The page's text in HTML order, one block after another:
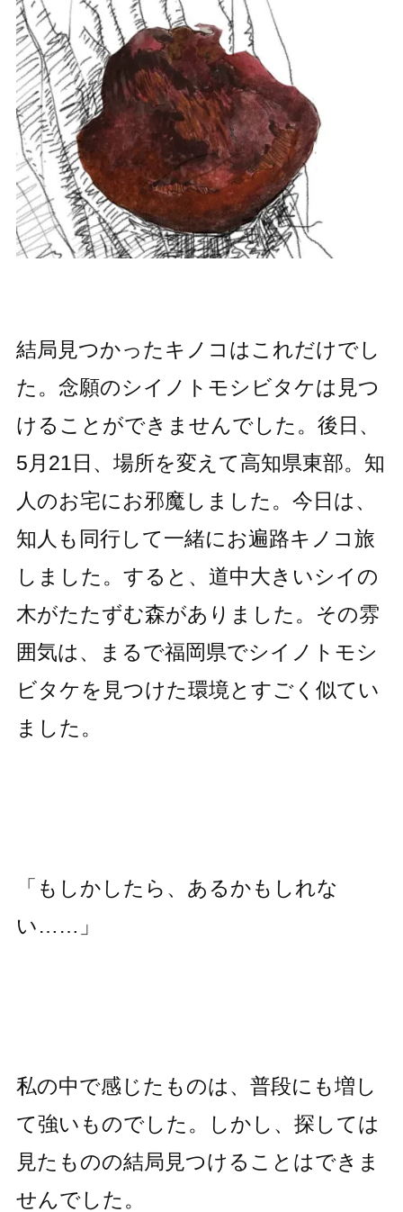
結局見つかったキノコはこれだけでし
た。念願のシイノトモシビタケは見つ
けることができませんでした。後日、
5月21日、場所を変えて高知県東部。知
人のお宅にお邪魔しました。今日は、
知人も同行して一緒にお遍路キノコ旅
しました。すると、道中大きいシイの
木がたたずむ森がありました。その雰
囲気は、まるで福岡県でシイノトモシ
ビタケを見つけた環境とすごく似てい
ました。
「もしかしたら、あるかもしれな
い……」
私の中で感じたものは、普段にも増し
て強いものでした。しかし、探しては
見たものの結局見つけることはできま
せんでした。